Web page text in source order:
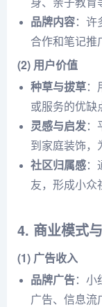
身、亲子教育
品牌内容：许
合作和笔记推
(2) 用户价值
种草与拔草：
或服务的优缺
灵感与启发：
到家庭装饰，
社区归属感：
友，形成小众
4. 商业模式
(1) 广告收入
品牌广告：小
广告、信息流